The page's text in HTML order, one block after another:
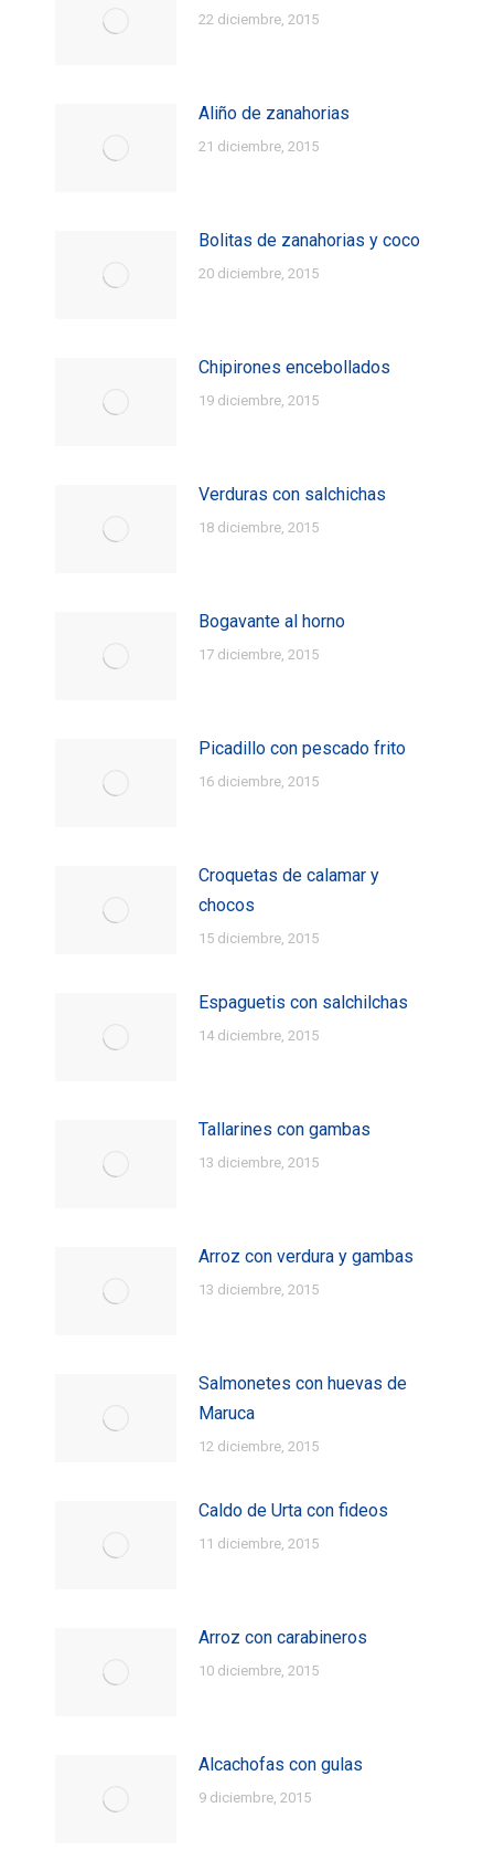
22 diciembre, 2015
Aliño de zanahorias
21 diciembre, 2015
Bolitas de zanahorias y coco
20 diciembre, 2015
Chipirones encebollados
19 diciembre, 2015
Verduras con salchichas
18 diciembre, 2015
Bogavante al horno
17 diciembre, 2015
Picadillo con pescado frito
16 diciembre, 2015
Croquetas de calamar y
chocos
15 diciembre, 2015
Espaguetis con salchilchas
14 diciembre, 2015
Tallarines con gambas
13 diciembre, 2015
Arroz con verdura y gambas
13 diciembre, 2015
Salmonetes con huevas de
Maruca
12 diciembre, 2015
Caldo de Urta con fideos
11 diciembre, 2015
Arroz con carabineros
10 diciembre, 2015
Alcachofas con gulas
9 diciembre, 2015